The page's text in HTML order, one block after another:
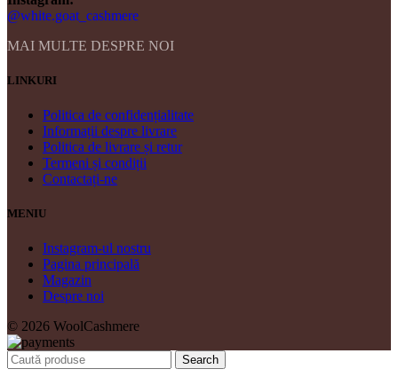
@white.goat_cashmere
MAI MULTE DESPRE NOI
LINKURI
Politica de confidențialitate
Informații despre livrare
Politica de livrare și retur
Termeni și condiții
Contactați-ne
MENIU
Instagram-ul nostru
Pagina principală
Magazin
Despre noi
© 2026 WoolCashmere
Search